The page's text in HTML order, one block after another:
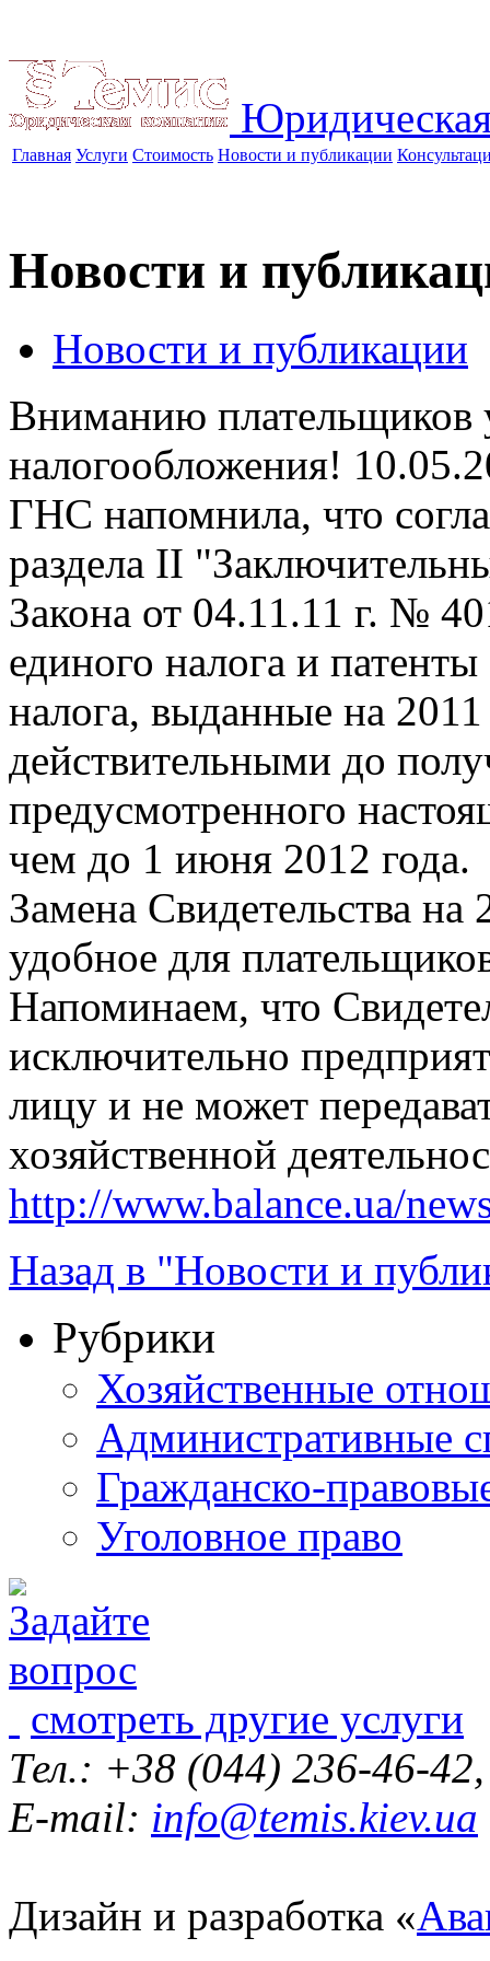
Главная Услуги Стоимость Новости и публикации
Новости и
Новости и публикации
Вниманию
налогообложения!
ГНС напомнила, что
раздела II
Закона от 04.11.11 г. №
единого налога и
налога, выданные на
действительными до
предусмотренного
чем до 1 июня 2012 года.
Замена Свидетельства на
удобное для
Напоминаем, что
исключительно
лицу и не может
хозяйственной
http://www.balance.ua/
Назад в "Новости и
Рубрики
Хозяйственные
Административные
Гражданско-
Уголовное право
смотреть другие услуги
Тел.: +38 (044) 236-46-
E-mail: info@temis.kiev.ua
Дизайн и разработка «